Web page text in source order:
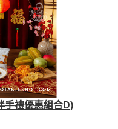
手禮優惠組合D)